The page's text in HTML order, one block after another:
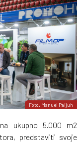
Foto: Manuel Paljuh
ukupno 5.000 m2
predstaviti svoje